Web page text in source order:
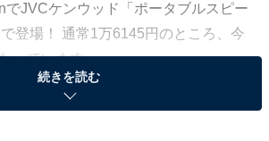
でJVCケンウッド「ポータブルスピー
登場！ 通常1万6145円のところ、今
っています。
商品がラインナップされているので,
続きを読む